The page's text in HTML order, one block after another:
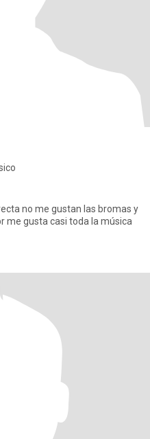
no me gustan las bromas y
me gusta casi toda la música